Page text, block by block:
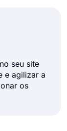
seu site
e agilizar a
os